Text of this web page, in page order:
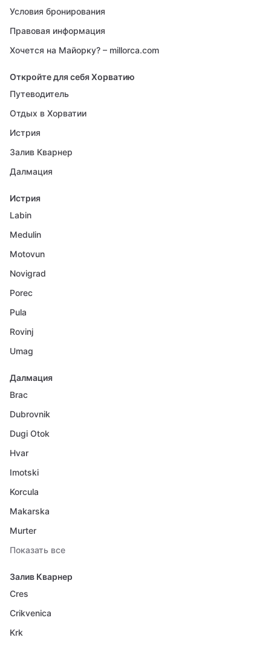
Условия бронирования
Правовая информация
Хочется на Майорку? – millorca.com
Откройте для себя Хорватию
Путеводитель
Отдых в Хорватии
Истрия
Залив Кварнер
Далмация
Истрия
Labin
Medulin
Motovun
Novigrad
Porec
Pula
Rovinj
Umag
Далмация
Brac
Dubrovnik
Dugi Otok
Hvar
Imotski
Korcula
Makarska
Murter
Показать все
Залив Кварнер
Cres
Crikvenica
Krk